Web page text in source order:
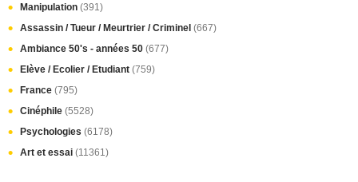
Manipulation (391)
Assassin / Tueur / Meurtrier / Criminel (667)
Ambiance 50's - années 50 (677)
Elève / Ecolier / Etudiant (759)
France (795)
Cinéphile (5528)
Psychologies (6178)
Art et essai (11361)